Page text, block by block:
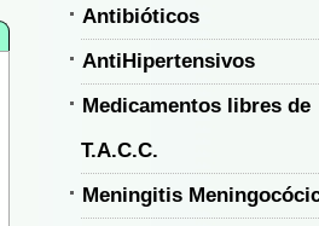
Antibióticos
AntiHipertensivos
Medicamentos libres de
T.A.C.C.
Meningitis